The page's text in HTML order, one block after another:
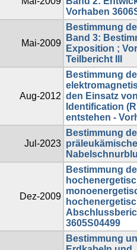
Vorhaben
Mai-2009
Bestimmung
Band 3:
Exposition ;
Teilbericht III
Aug-2012
Bestimmung
den Einsatz
Identification
entstehen -
Jul-2023
Bestimmung
Dez-2009
Bestimmung
3605S04499
Bestimmung